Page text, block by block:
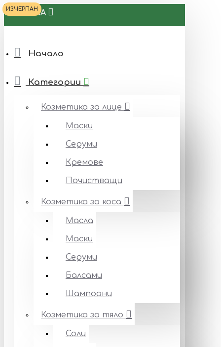
БИОТЕКА
Начало
Категории
Козметика за лице
Маски
Серуми
Кремове
Почистващи
Козметика за коса
Масла
Маски
Серуми
Балсами
Шампоани
Козметика за тяло
Соли
ИЗЧЕРПАН